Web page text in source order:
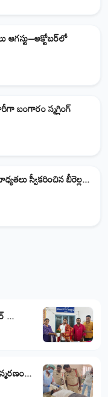
...
బంగారం స్మగ్లింగ్
స్వీకరించిన బీరెల్ల...